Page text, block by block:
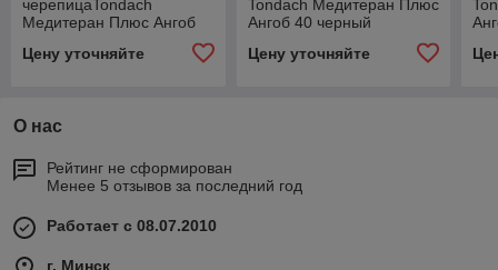
черепицаTondach
Медитеран Плюс Ангоб
Цену уточняйте
Tondach Медитеран Плюс
Ангоб 40 черный
Цену уточняйте
О нас
Рейтинг не сформирован
Менее 5 отзывов за последний год
Работает с 08.07.2010
г. Минск